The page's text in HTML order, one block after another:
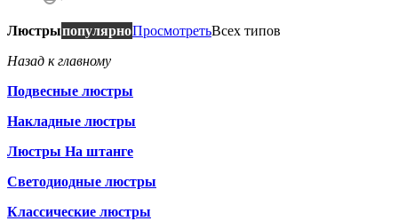
ЛюстрыпопулярноПросмотретьВсех типов
Назад к главному
Подвесные люстры
Накладные люстры
Люстры На штанге
Светодиодные люстры
Классические люстры